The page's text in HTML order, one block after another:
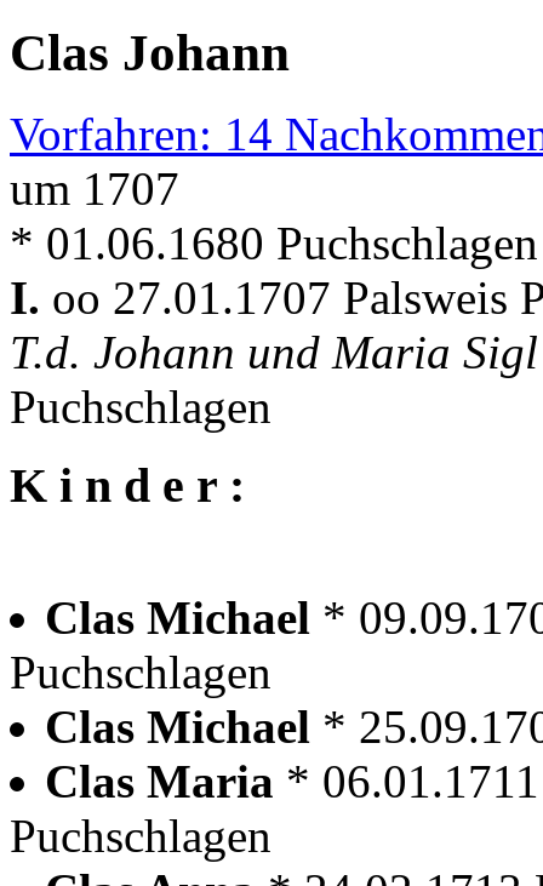
Clas Johann
Vorfahren: 14
um 1707
* 01.06.1680
I. oo 27.01.1707 Palsweis
T.d. Johann und Maria
Puchschlagen
K i n d e r :
Clas Michael *
Puchschlagen
Clas Michael *
Clas Maria *
Puchschlagen